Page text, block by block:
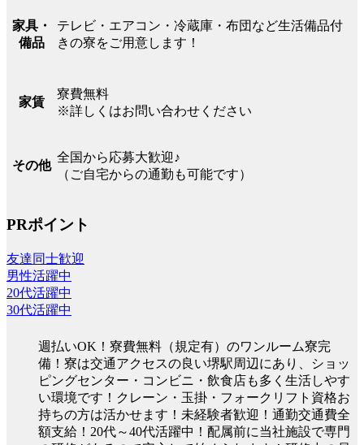
家具・
備品
テレビ・エアコン・冷蔵庫・布団など生活備品付
きの寮をご用意します！
家賃
寮費無料
※詳しくはお問い合わせください
その他
全国から応募大歓迎♪
（ご自宅からの通勤も可能です）
PRポイント
友達同士歓迎
男性活躍中
20代活躍中
30代活躍中
週払いOK！寮費無料（規定有）のワンルーム寮完
備！寮は交通アクセスの良い堺駅周辺にあり、ショッ
ピングセンター・コンビニ・飲食店も多く生活しやす
い環境です！クレーン・玉掛・フォークリフト資格お
持ちの方は活かせます！未経験者歓迎！通勤交通費全
額支給！20代～40代活躍中！配属前に当社施設で専門